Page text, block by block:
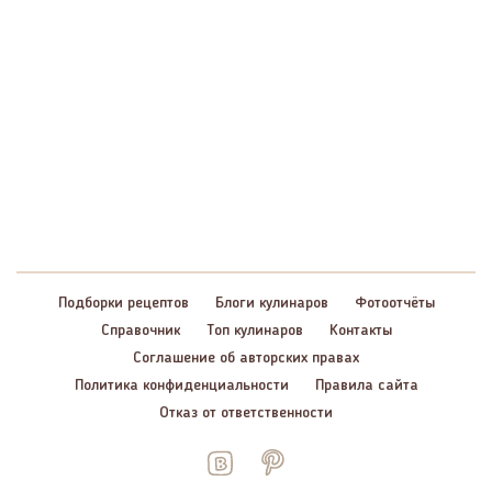
Подборки рецептов Блоги кулинаров
Фотоотчёты
Справочник
Топ кулинаров
Контакты
Соглашение об авторских правах
Политика конфиденциальности
Правила сайта
Отказ от ответственности